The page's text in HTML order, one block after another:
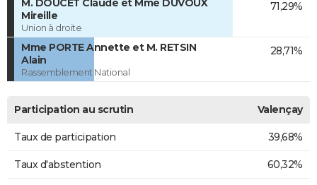
M. DOUCET Claude et Mme DUVOUX
Mireille
Union à droite
71,29%
Mme PORTE Annette et M. RETSIN
Alain
Rassemblement National
28,71%
Participation au scrutin Valençay
Taux de participation 39,68%
Taux d'abstention 60,32%